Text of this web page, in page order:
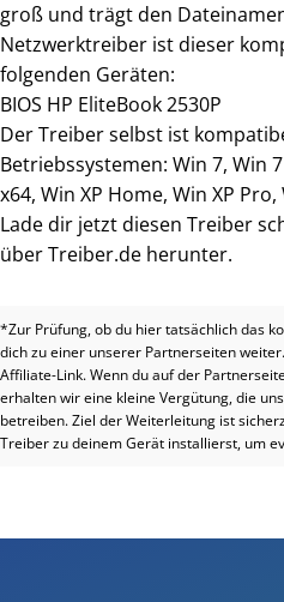
groß und trägt den
Netzwerktreiber ist dieser
folgenden Geräten:
BIOS HP EliteBook 2530P
Der Treiber selbst ist
Betriebssystemen: Win 7, Win
x64, Win XP Home, Win XP
Lade dir jetzt diesen Treiber
über Treiber.de herunter.
*Zur Prüfung, ob du hier tatsächlich das
dich zu einer unserer Partnerseiten
Affiliate-Link. Wenn du auf der
erhalten wir eine kleine Vergütung, die
betreiben. Ziel der Weiterleitung ist
Treiber zu deinem Gerät installierst, um